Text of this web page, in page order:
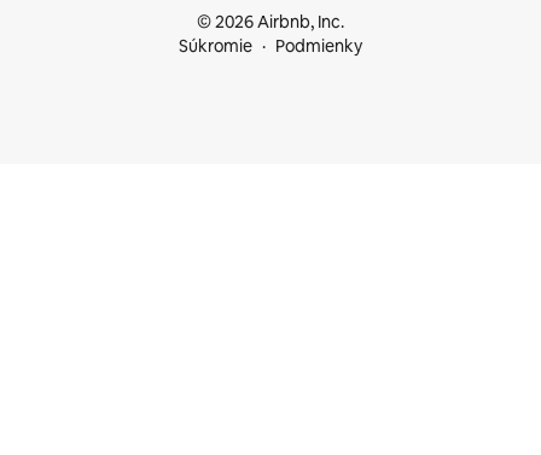
© 2026 Airbnb, Inc.
Súkromie
Podmienky